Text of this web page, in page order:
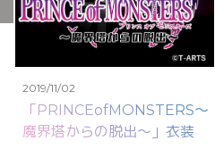
2019/11/02
「PRINCEofMONSTERS～
魔界塔からの脱出～」衣装制